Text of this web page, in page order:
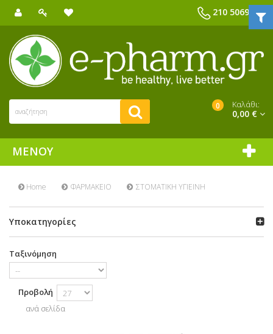
210 5069039
0 Καλάθι:
0,00 €
ΜΕΝΟΎ
Home ΦΑΡΜΑΚΕΙΟ ΣΤΟΜΑΤΙΚΗ ΥΓΙΕΙΝΗ
Υποκατηγορίες
Ταξινόμηση
Προβολή
ανά σελίδα